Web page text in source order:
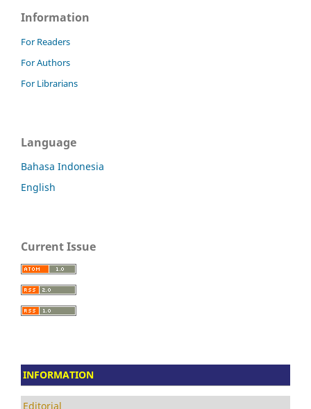
Information
For Readers
For Authors
For Librarians
Language
Bahasa Indonesia
English
Current Issue
INFORMATION
Editorial